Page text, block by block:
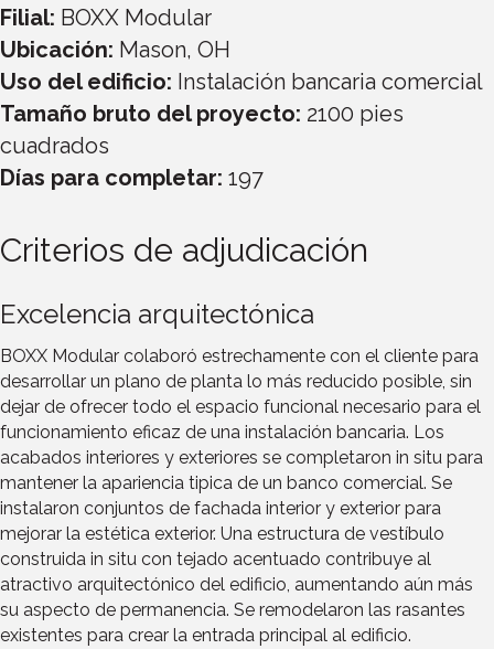
Filial: BOXX Modular
Ubicación: Mason, OH
Uso del edificio: Instalación bancaria comercial
Tamaño bruto del proyecto: 2100 pies
cuadrados
Días para completar: 197
Criterios de adjudicación
Excelencia arquitectónica
BOXX Modular colaboró estrechamente con el cliente para
desarrollar un plano de planta lo más reducido posible, sin
dejar de ofrecer todo el espacio funcional necesario para el
funcionamiento eficaz de una instalación bancaria. Los
acabados interiores y exteriores se completaron in situ para
mantener la apariencia tipica de un banco comercial. Se
instalaron conjuntos de fachada interior y exterior para
mejorar la estética exterior. Una estructura de vestíbulo
construida in situ con tejado acentuado contribuye al
atractivo arquitectónico del edificio, aumentando aún más
su aspecto de permanencia. Se remodelaron las rasantes
existentes para crear la entrada principal al edificio.